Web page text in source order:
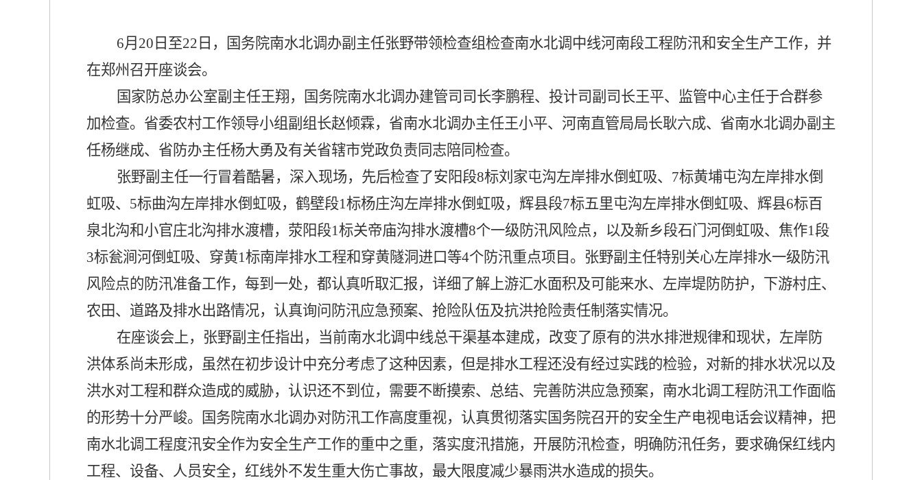
6月 20 日至22 日，国务院南水北调办副主任张野带领检查组检查南水北调中线河南段工程防汛和安全生产工作，并
在郑州召开座谈会。
国家防总办公室副主任王翔，国务院南水北调办建管司司长李鹏程、投计司副司长王平、监管中心主任于合群参
加检查。省委农村工作领导小组副组长赵倾霖，省南水北调办主任王小平、河南直管局局长耿六成、省南水北调办副主
任杨继成、省防办主任杨大勇及有关省辖市党政负责同志陪同检查。
张野副主任一行冒着酷暑，深入现场，先后检查了安阳段8标刘家屯沟左岸排水倒虹吸、 7标黄埔屯沟左岸排水倒
虹吸、 5标曲沟左岸排水倒虹吸，鹤壁段1标杨庄沟左岸排水倒虹吸，辉县段7标五里屯沟左岸排水倒虹吸、辉县6标百
泉北沟和小官庄北沟排水渡槽，荥阳段1标关帝庙沟排水渡槽8个一级防汛风险点，以及新乡段石门河倒虹吸、焦作1段
3标瓮涧河倒虹吸、穿黄1标南岸排水工程和穿黄隧洞进口等4个防汛重点项目。张野副主任特别关心左岸排水一级防汛
风险点的防汛准备工作，每到一处，都认真听取汇报，详细了解上游汇水面积及可能来水、左岸堤防防护，下游村庄、
农田、道路及排水出路情况，认真询问防汛应急预案、抢险队伍及抗洪抢险责任制落实情况。
在座谈会上，张野副主任指出，当前南水北调中线总干渠基本建成，改变了原有的洪水排泄规律和现状，左岸防
洪体系尚未形成，虽然在初步设计中充分考虑了这种因素，但是排水工程还没有经过实践的检验，对新的排水状况以及
洪水对工程和群众造成的威胁，认识还不到位，需要不断摸索、总结、完善防洪应急预案，南水北调工程防汛工作面临
的形势十分严峻。国务院南水北调办对防汛工作高度重视，认真贯彻落实国务院召开的安全生产电视电话会议精神，把
南水北调工程度汛安全作为安全生产工作的重中之重，落实度汛措施，开展防汛检查，明确防汛任务，要求确保红线内
工程、设备、人员安全，红线外不发生重大伤亡事故，最大限度减少暴雨洪水造成的损失。